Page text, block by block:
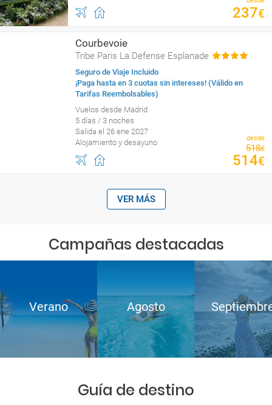
237€
Courbevoie
Tribe Paris La Defense Esplanade
Seguro de Viaje Incluido
¡Paga hasta en 3 cuotas sin intereses! (Válido en
Tarifas Reembolsables)
Vuelos desde Madrid
5 días / 3 noches
Salida el 26 ene 2027
Alojamiento y desayuno
desde
518€
514€
VER MÁS
Campañas destacadas
Verano Agosto
Guía de destino